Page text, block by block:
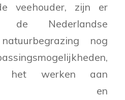
veehouder, zijn er
de Nederlandse
nog
het werken aan
en